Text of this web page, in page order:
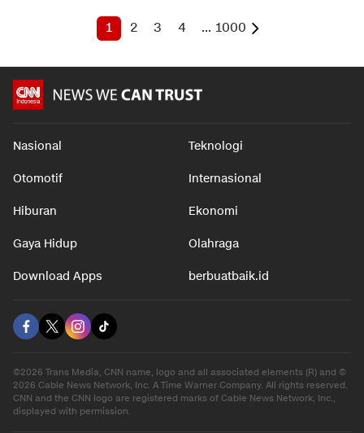
1 2 3 4 ... 1000
Nasional Teknologi
Otomotif Internasional
Hiburan Ekonomi
Gaya Hidup Olahraga
Download Apps berbuatbaik.id
©2026 Trans Media, CNN name, logo and all associated elements (R) and ©
2026 Cable News Network, Inc. A Time Warner Company. All rights reserved.
CNN and the CNN logo are registered marks of Cable News Network, Inc.,
displayed with permission.